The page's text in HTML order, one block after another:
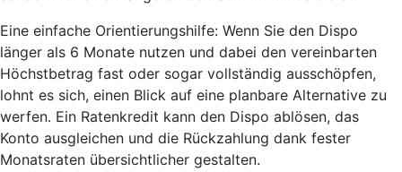
Eine einfache Orientierungshilfe: Wenn Sie den Dispo
länger als 6 Monate nutzen und dabei den vereinbarten
Höchstbetrag fast oder sogar vollständig ausschöpfen,
lohnt es sich, einen Blick auf eine planbare Alternative zu
werfen. Ein Ratenkredit kann den Dispo ablösen, das
Konto ausgleichen und die Rückzahlung dank fester
Monatsraten übersichtlicher gestalten.